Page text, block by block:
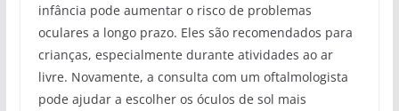
infância pode aumentar o risco de problemas
oculares a longo prazo. Eles são recomendados para
crianças, especialmente durante atividades ao ar
livre. Novamente, a consulta com um oftalmologista
pode ajudar a escolher os óculos de sol mais